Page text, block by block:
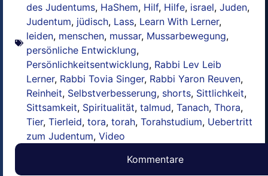
des Judentums, HaShem, Hilf, Hilfe, israel, Juden,
Judentum, jüdisch, Lass, Learn With Lerner,
leiden, menschen, mussar, Mussarbewegung,
persönliche Entwicklung,
Persönlichkeitsentwicklung, Rabbi Lev Leib
Lerner, Rabbi Tovia Singer, Rabbi Yaron Reuven,
Reinheit, Selbstverbesserung, shorts, Sittlichkeit,
Sittsamkeit, Spiritualität, talmud, Tanach, Thora,
Tier, Tierleid, tora, torah, Torahstudium, Uebertritt
zum Judentum, Video
Kommentare